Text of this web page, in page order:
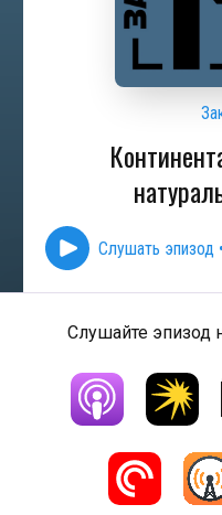
Слушать эпизод •
Слушайте эпизод